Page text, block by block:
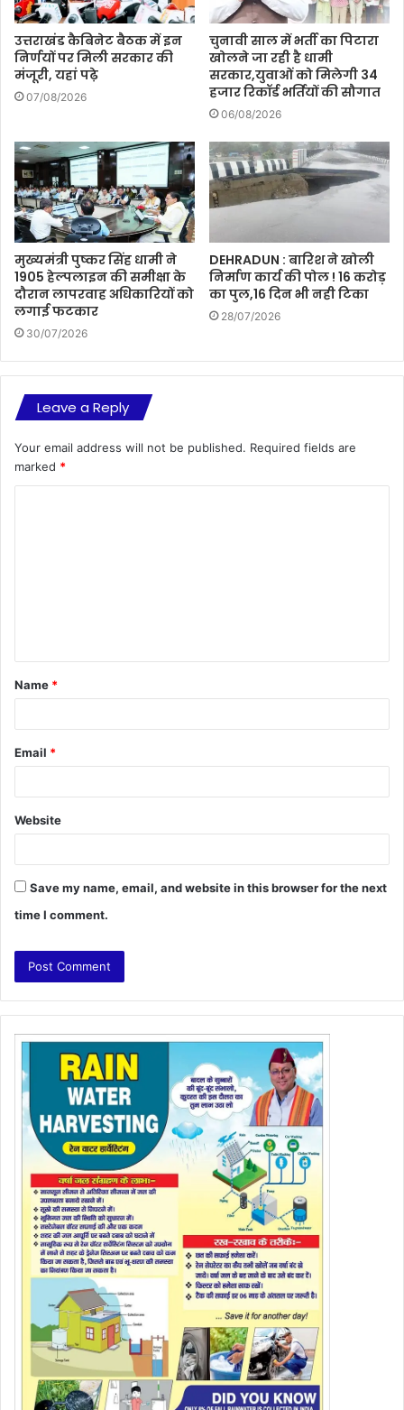
उत्तराखंड कैबिनेट बैठक में इन
निर्णयों पर मिली सरकार की
मंजूरी, यहां पढ़े
07/08/2026
चुनावी साल में भर्ती का पिटारा
खोलने जा रही है धामी
सरकार,युवाओं को मिलेगी 34
हजार रिकॉर्ड भर्तियों की सौगात
06/08/2026
मुख्यमंत्री पुष्कर सिंह धामी ने
1905 हेल्पलाइन की समीक्षा के
दौरान लापरवाह अधिकारियों को
लगाई फटकार
30/07/2026
DEHRADUN : बारिश ने खोली
निर्माण कार्य की पोल ! 16 करोड़
का पुल,16 दिन भी नही टिका
28/07/2026
Leave a Reply
Your email address will not be published. Required fields are
marked *
t
*
Name *
Email *
Website
Save my name, email, and website in this browser for the next
time I comment.